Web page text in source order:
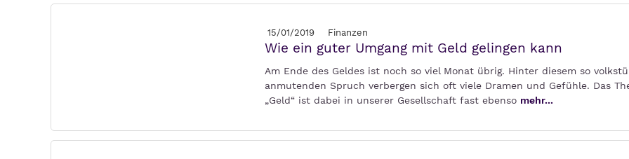
15/01/2019 Finanzen
Wie ein guter Umgang mit Geld gelingen kann
Am Ende des Geldes ist noch so viel Monat übrig. Hinter diesem so
anmutenden Spruch verbergen sich oft viele Dramen und Gefühle. Das
„Geld“ ist dabei in unserer Gesellschaft fast ebenso mehr...